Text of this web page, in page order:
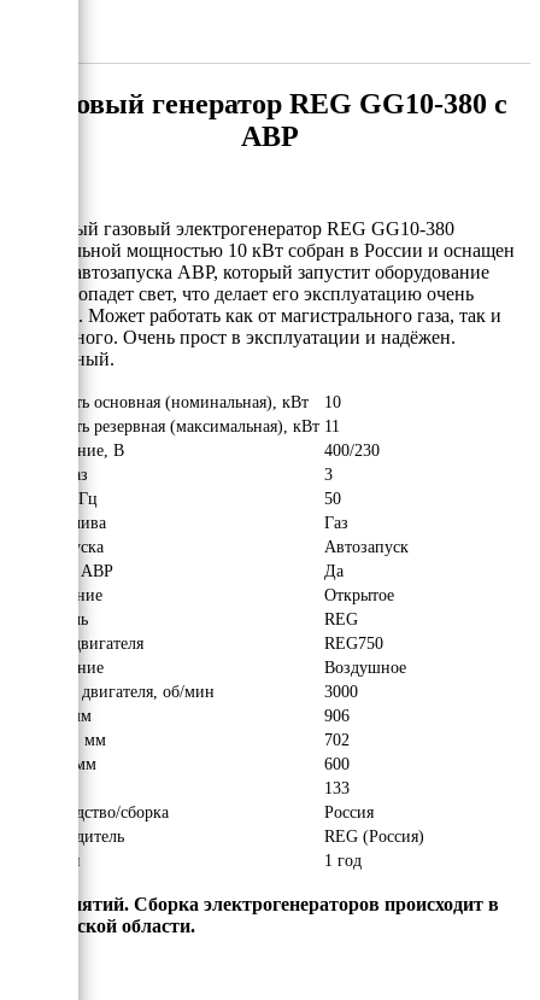
Газовый генератор REG GG10-380 с
АВР
Надёжный газовый электрогенератор REG GG10-380
номинальной мощностью 10 кВт собран в России и оснащен
блоком автозапуска АВР, который запустит оборудование
когда пропадет свет, что делает его эксплуатацию очень
удобной. Может работать как от магистрального газа, так и
сжиженного. Очень прост в эксплуатации и надёжен.
Трёхфазный.
Мощность основная (номинальная), кВт
10
Мощность резервная (максимальная), кВт 11
Напряжение, В
400/230
Число фаз
3
Частота, Гц
50
Вид топлива
Газ
Тип запуска
Автозапуск
Наличие АВР
Да
Исполнение
Открытое
Двигатель
REG
Модель двигателя
REG750
Охлаждение
Воздушное
Обороты двигателя, об/мин
3000
Длина, мм
906
Ширина, мм
702
Высота, мм
600
133
Производство/сборка
Россия
Производитель
REG (Россия)
Гарантия
1 год
предприятий. Сборка электрогенераторов происходит в
Московской области.